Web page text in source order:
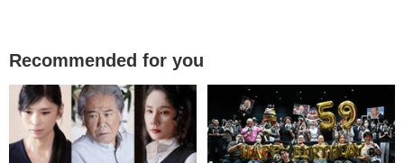
Recommended for you